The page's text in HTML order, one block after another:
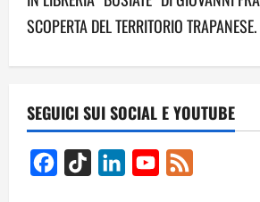
a
v
i
g
a
SCOPERTA DEL TERRITORIO TRAPANESE.
SEGUICI SUI SOCIAL E YOUTUBE
Facebook
TikTok LinkedInYouTube